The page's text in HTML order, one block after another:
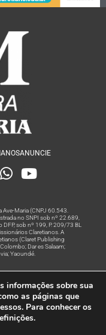
ANUNCIE
Maria (CNPJ 60.543.
no SNPI sob nº 22.689,
sob nº 199, P. 209/73 BL
Claretianos. A
(Claret Publishing
Dar es Salaam;
Yaoundé.
informações sobre sua
as páginas que
Para conhecer os